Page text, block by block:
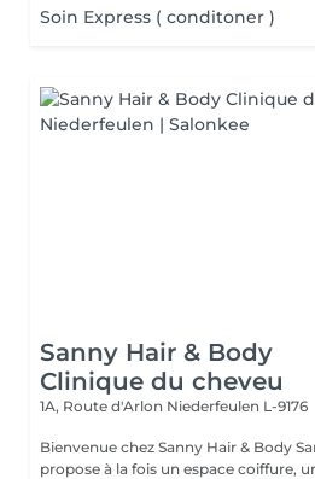
Soin Express ( conditoner )
Sanny Hair & Body
Clinique du cheveu
1A, Route d'Arlon Niederfeulen L-9176
Bienvenue chez Sanny Hair & Body Sanny Hair & Body vous
propose à la fois un espace coiffure,